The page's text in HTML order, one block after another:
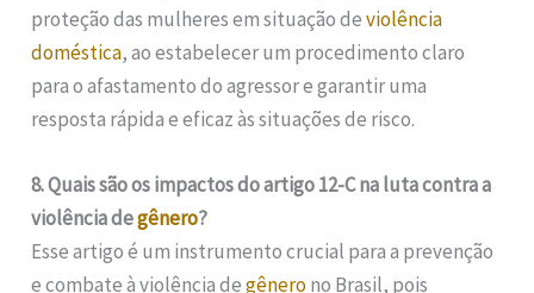
proteção das mulheres em situação deviolência
doméstica, ao estabelecer um procedimento claro
para o afastamento do agressor e garantir uma
resposta rápida e eficaz às situações de risco.
8. Quais são os impactos do artigo 12-C na luta contra a
violência degênero?
Esse artigo é um instrumento crucial para a prevenção
e combate à violência degênerono Brasil, pois